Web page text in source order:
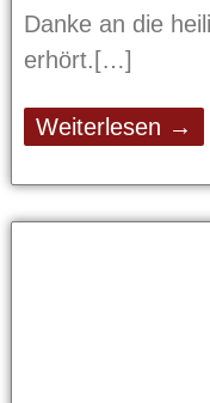
Danke an die
erhört.
Weiterlesen →